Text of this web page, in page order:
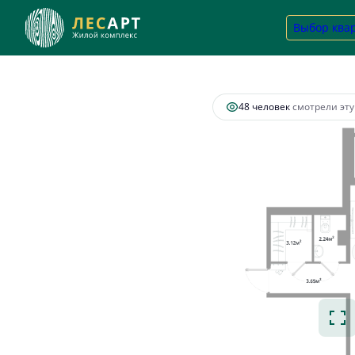
Выбор
1-комнатная48.71 м 11 158 195 руб.
48 человексмотрели